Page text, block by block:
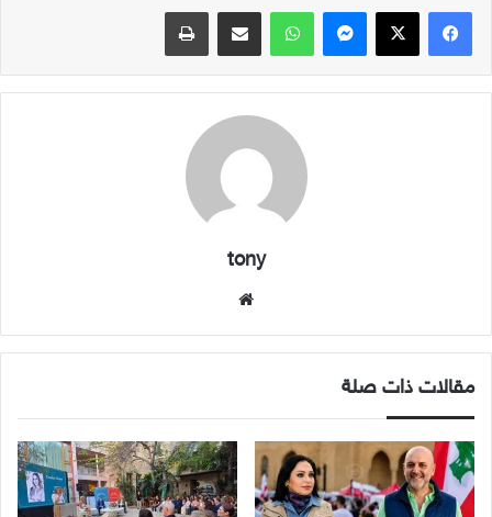
فيسبوك X ماسنجر واتساب مشاركة عبر البريد طباعة
tony
مقالات ذات صلة